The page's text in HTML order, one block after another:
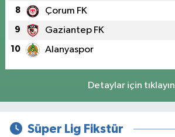
8 Çorum FK
9 Gaziantep FK
10 Alanyaspor
Detaylar için tıklayın
Süper Lig Fikstür